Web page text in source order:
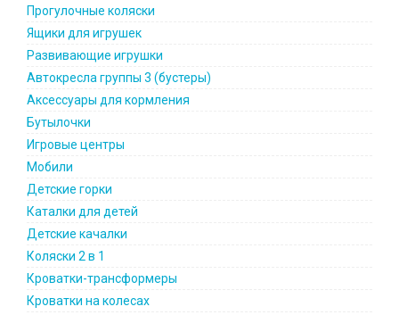
Прогулочные коляски
Ящики для игрушек
Развивающие игрушки
Автокресла группы 3 (бустеры)
Аксессуары для кормления
Бутылочки
Игровые центры
Мобили
Детские горки
Каталки для детей
Детские качалки
Коляски 2 в 1
Кроватки-трансформеры
Кроватки на колесах